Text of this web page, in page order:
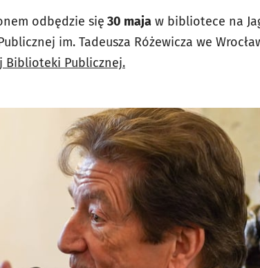
odbędzie się 30 maja w bibliotece na
im. Tadeusza Różewicza we
Biblioteki Publicznej.